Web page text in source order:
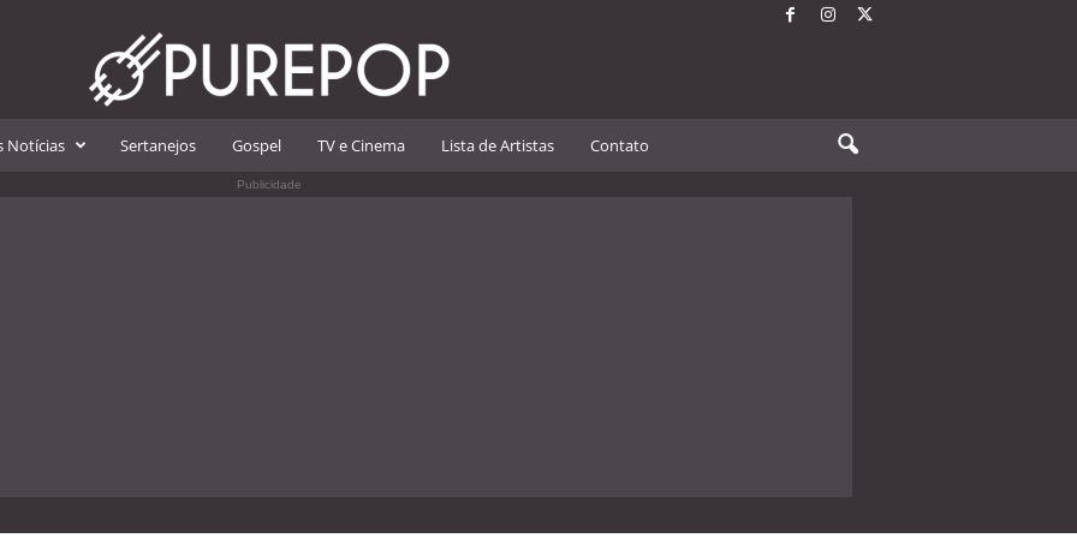
Notícias Sertanejos Gospel TV e Cinema Lista de Artistas Contato
Publicidade